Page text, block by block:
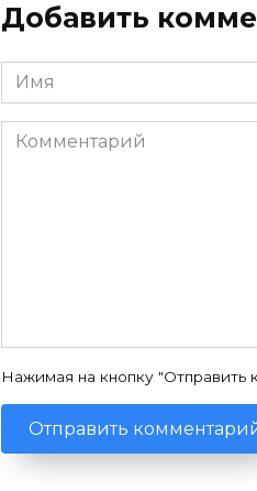
Добавить
Имя
*
Комментарий
Нажимая на кнопку "Отправить